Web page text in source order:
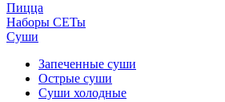
Пицца
Наборы СЕТы
Суши
Запеченные суши
Острые суши
Суши холодные